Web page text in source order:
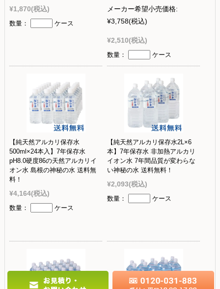
¥1,870(税込)
数量： ケース
メーカー希望小売価格:
¥3,758(税込)
¥2,510(税込)
数量： ケース
【純天然アルカリ保存水
500ml×24本入】7年保存水
pH8.0硬度86の天然アルカリイ
オン水 島根の神秘の水 送料無
料！
¥4,164(税込)
数量： ケース
【純天然アルカリ保存水2L×6
本】7年保存水 非加熱アルカリ
イオン水 7年間品質が変わらな
い神秘の水 送料無料！
¥2,093(税込)
数量： ケース